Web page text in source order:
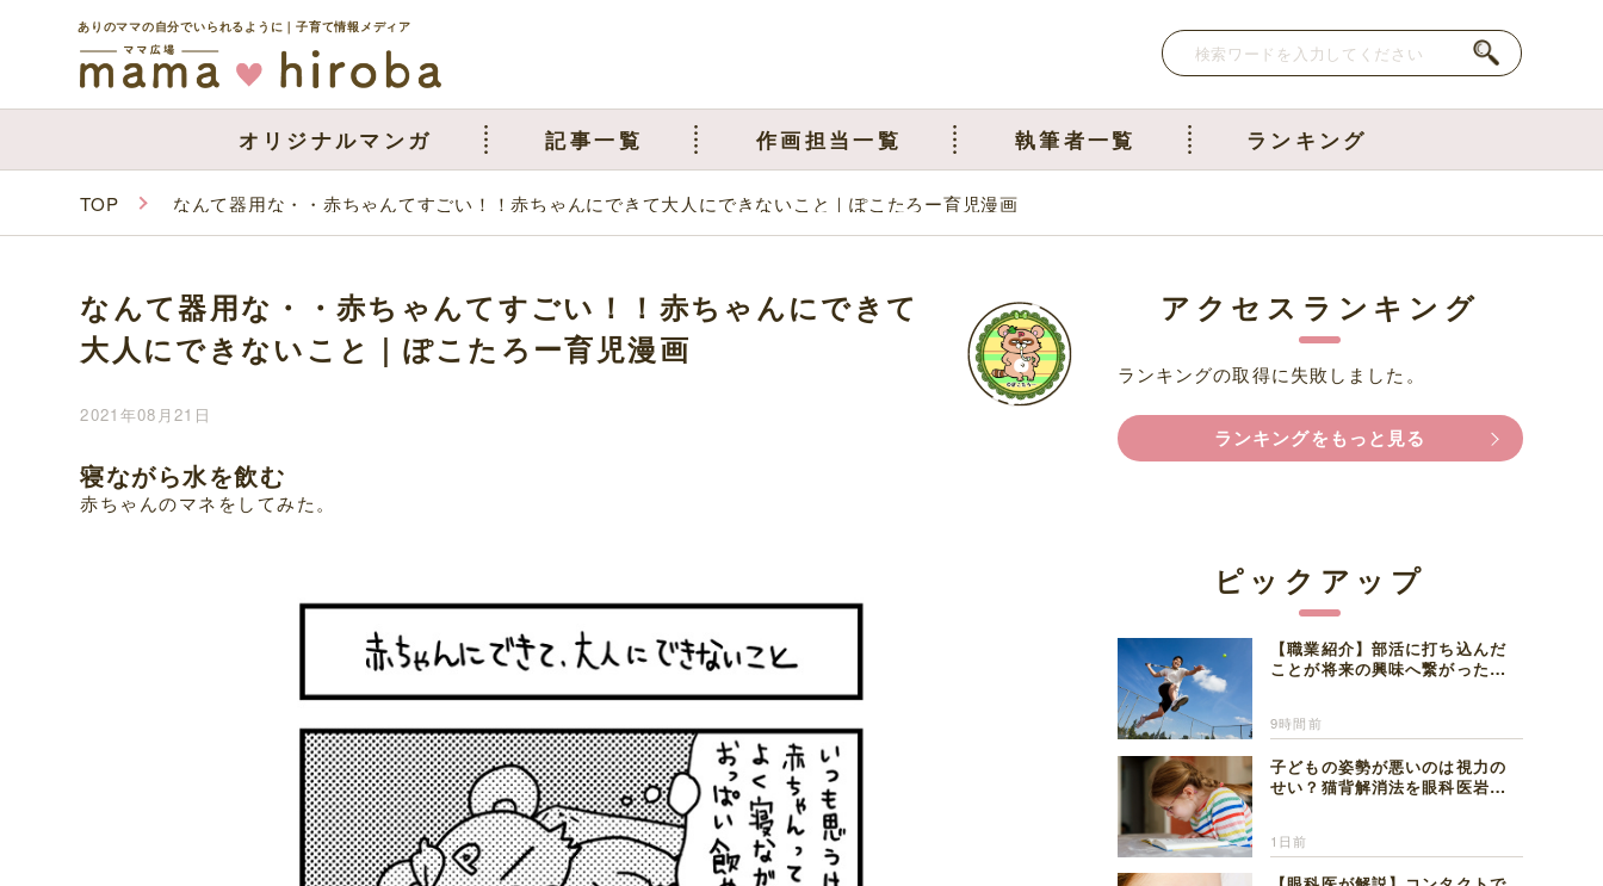
ありのママの自分でいられるように｜子育て情報メディア
オリジナルマンガ 記事一覧 作画担当一覧 執筆者一覧 ランキング
TOP なんて器用な・・赤ちゃんてすごい！！赤ちゃんにできて大人にできないこと｜ぽこたろー育児漫画
なんて器用な・・赤ちゃんてすごい！！赤ちゃんにできて
大人にできないこと｜ぽこたろー育児漫画
2021年08月21日
寝ながら水を飲む
赤ちゃんのマネをしてみた。
アクセスランキング
ランキングの取得に失敗しました。
ランキングをもっと見る
ピックアップ
【職業紹介】部活に打ち込んだ
ことが将来の興味へ繋がった。
9時間前
子どもの姿勢が悪いのは視力の
せい？猫背解消法を眼科医岩見
1日前